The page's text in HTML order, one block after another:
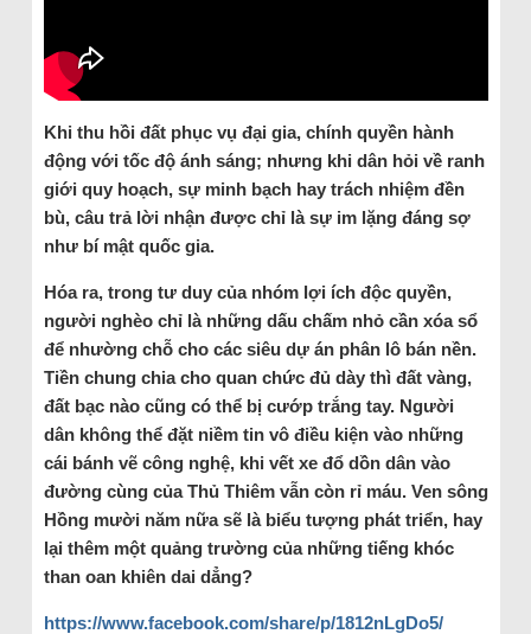
Khi thu hồi đất phục vụ đại gia, chính quyền hành
động với tốc độ ánh sáng; nhưng khi dân hỏi về ranh
giới quy hoạch, sự minh bạch hay trách nhiệm đền
bù, câu trả lời nhận được chỉ là sự im lặng đáng sợ
như bí mật quốc gia.
Hóa ra, trong tư duy của nhóm lợi ích độc quyền,
người nghèo chỉ là những dấu chấm nhỏ cần xóa sổ
để nhường chỗ cho các siêu dự án phân lô bán nền.
Tiền chung chia cho quan chức đủ dày thì đất vàng,
đất bạc nào cũng có thể bị cướp trắng tay. Người
dân không thể đặt niềm tin vô điều kiện vào những
cái bánh vẽ công nghệ, khi vết xe đổ dồn dân vào
đường cùng của Thủ Thiêm vẫn còn rỉ máu. Ven sông
Hồng mười năm nữa sẽ là biểu tượng phát triển, hay
lại thêm một quảng trường của những tiếng khóc
than oan khiên dai dẳng?
https://www.facebook.com/share/p/1812nLgDo5/